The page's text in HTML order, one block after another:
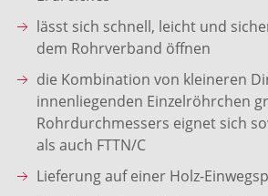
lässt sich schnell, leicht und
dem Rohrverband öffnen
die Kombination von kleineren
innenliegenden Einzelröhrchen
Rohrdurchmessers eignet sich
als auch FTTN/C
Lieferung auf einer Holz-